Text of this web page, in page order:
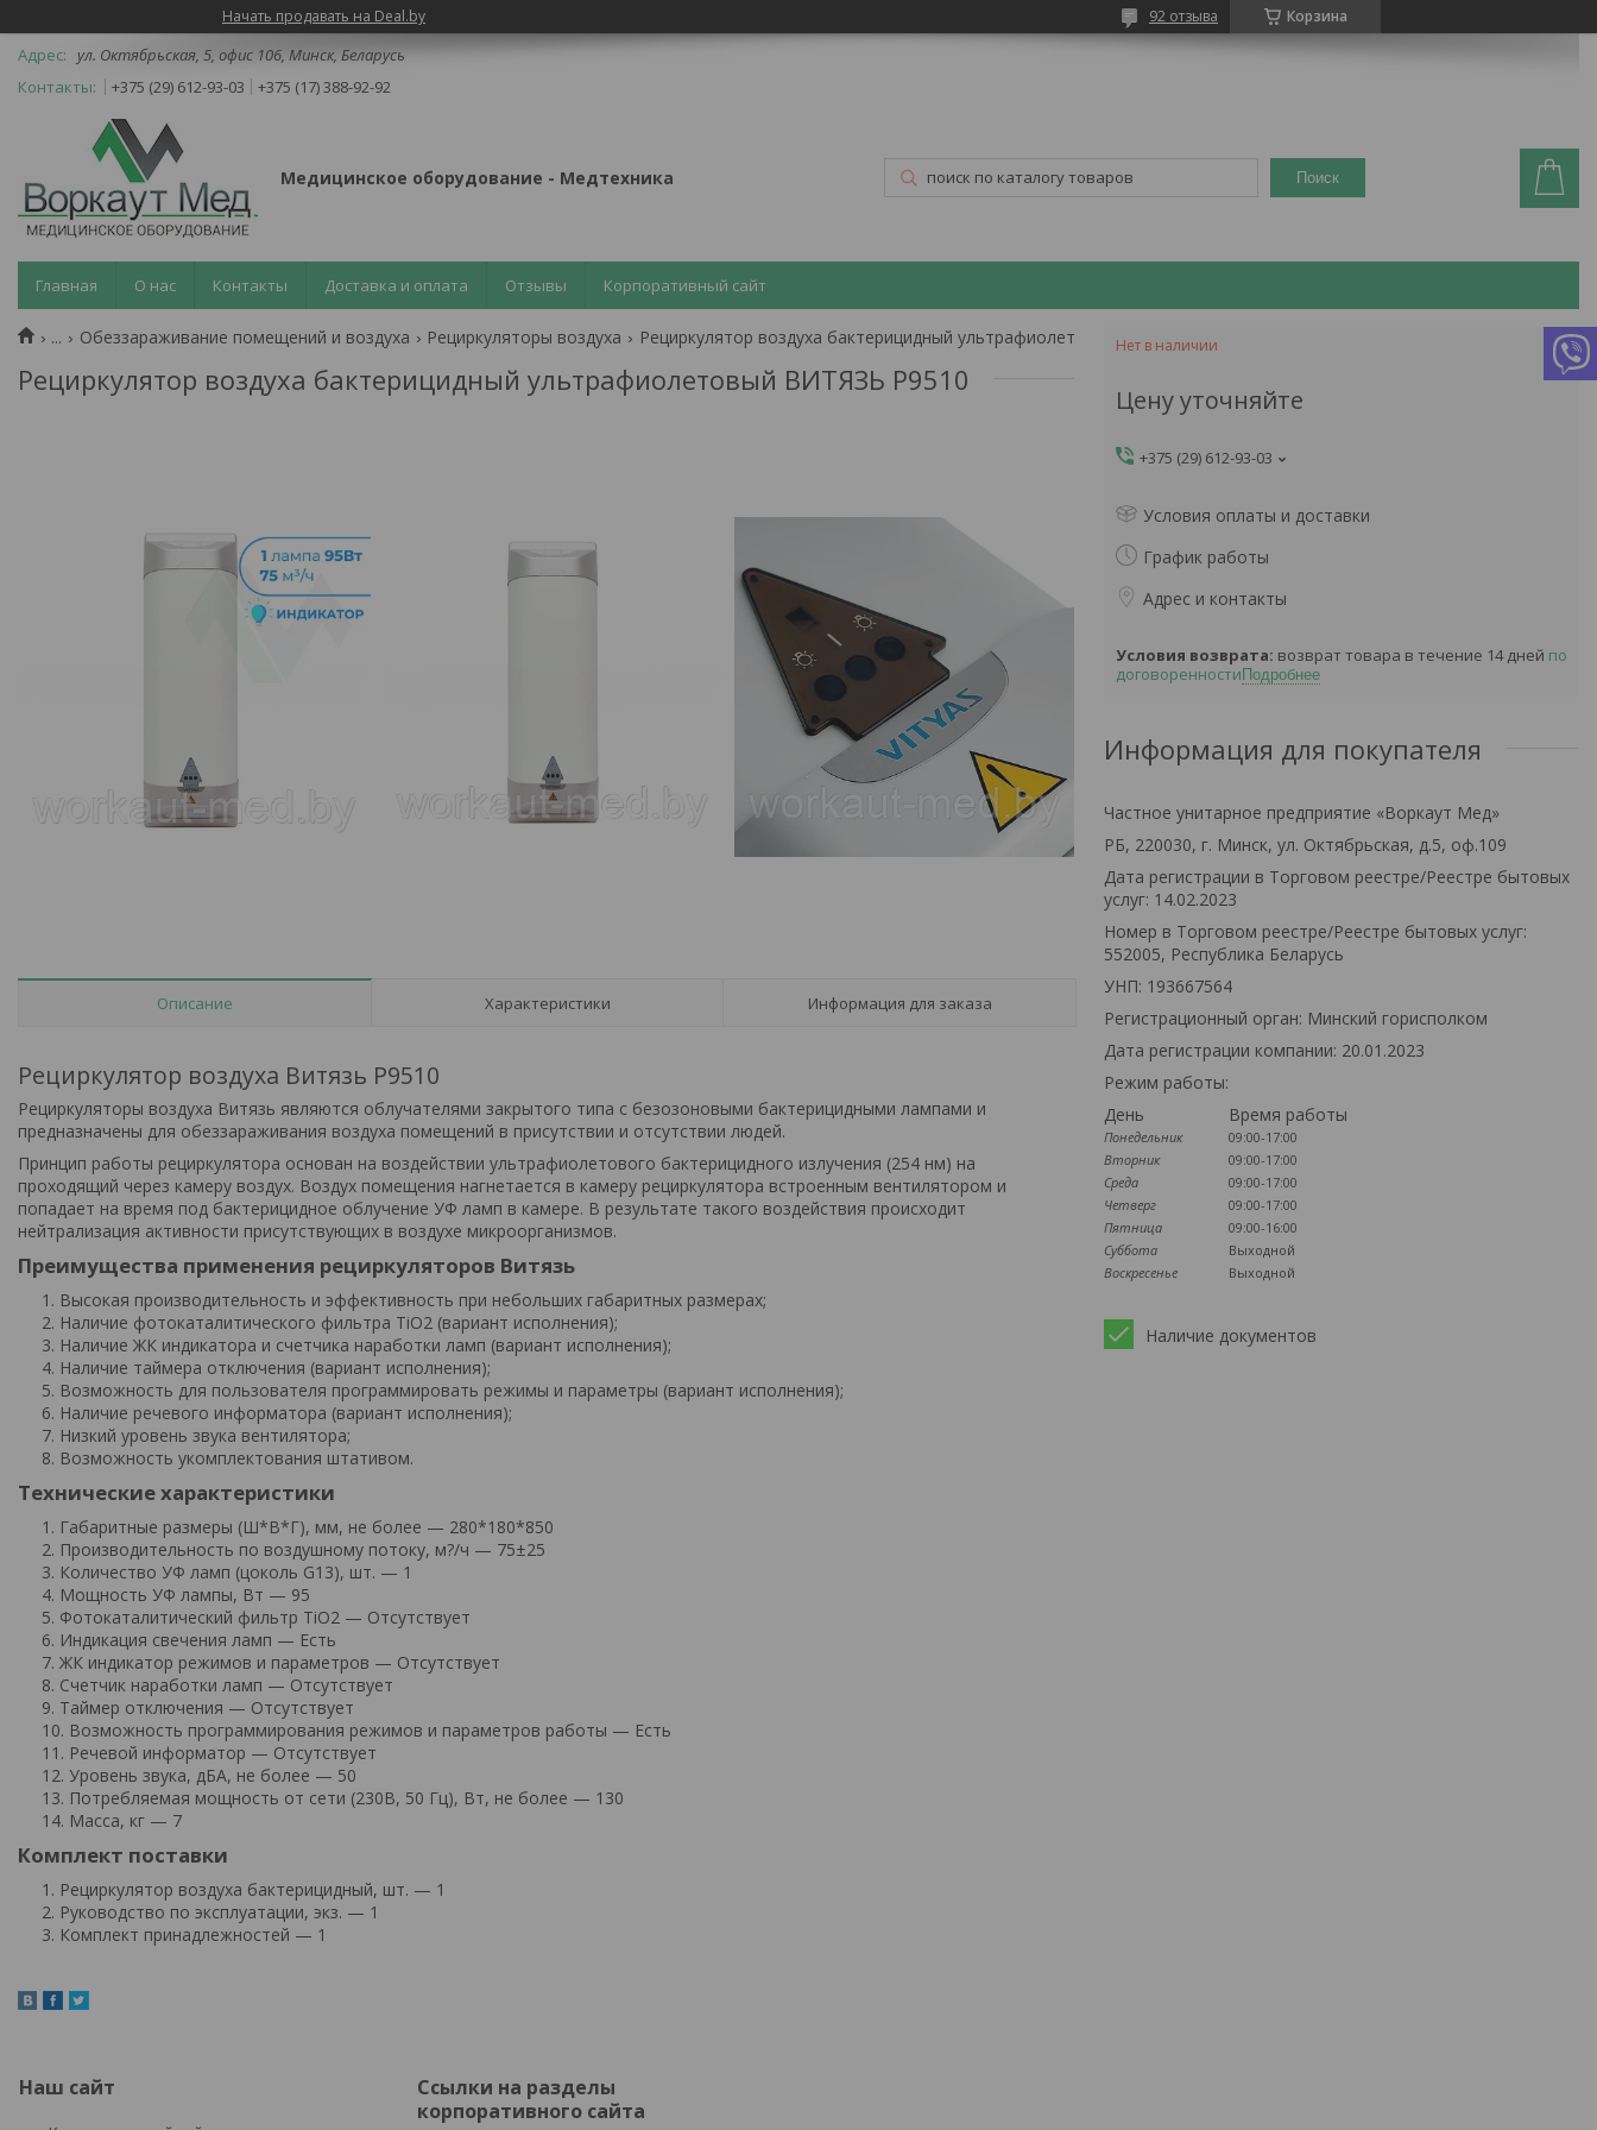
Начать продавать на Deal.by Корзина
92 отзыва
ул. Октябрьская, 5, офис 106, Минск, Беларусь
+375 (29) 612-93-03
+375 (17) 388-92-92
Медицинское оборудование - Медтехника Поиск
Главная О нас Контакты Доставка и оплата Отзывы Корпоративный сайт
... Обеззараживание помещений и воздуха Рециркуляторы воздуха
Рециркулятор воздуха бактерицидный ультрафиолетовый ВИТЯЗЬ Р9510
Описание Характеристики Информация для заказа
Рециркулятор воздуха Витязь P9510
Рециркуляторы воздуха Витязь являются облучателями закрытого типа с безозоновыми бактерицидными лампами и
предназначены для обеззараживания воздуха помещений в присутствии и отсутствии людей.
Принцип работы рециркулятора основан на воздействии ультрафиолетового бактерицидного излучения (254 нм) на
проходящий через камеру воздух. Воздух помещения нагнетается в камеру рециркулятора встроенным вентилятором и
попадает на время под бактерицидное облучение УФ ламп в камере. В результате такого воздействия происходит
нейтрализация активности присутствующих в воздухе микроорганизмов.
Преимущества применения рециркуляторов Витязь
Высокая производительность и эффективность при небольших габаритных размерах;
Наличие фотокаталитического фильтра TiO2 (вариант исполнения);
Наличие ЖК индикатора и счетчика наработки ламп (вариант исполнения);
Наличие таймера отключения (вариант исполнения);
Возможность для пользователя программировать режимы и параметры (вариант исполнения);
Наличие речевого информатора (вариант исполнения);
Низкий уровень звука вентилятора;
Возможность укомплектования штативом.
Технические характеристики
Габаритные размеры (Ш*В*Г), мм, не более — 280*180*850
Производительность по воздушному потоку, м?/ч — 75±25
Количество УФ ламп (цоколь G13), шт. — 1
Мощность УФ лампы, Вт — 95
Фотокаталитический фильтр TiO2 — Отсутствует
Индикация свечения ламп — Есть
ЖК индикатор режимов и параметров — Отсутствует
Счетчик наработки ламп — Отсутствует
Таймер отключения — Отсутствует
Возможность программирования режимов и параметров работы — Есть
Речевой информатор — Отсутствует
Уровень звука, дБА, не более — 50
Потребляемая мощность от сети (230В, 50 Гц), Вт, не более — 130
Масса, кг — 7
Комплект поставки
Рециркулятор воздуха бактерицидный, шт. — 1
Руководство по эксплуатации, экз. — 1
Комплект принадлежностей — 1
Нет в наличии
Цену уточняйте
+375 (29) 612-93-03
Условия оплаты и доставки
График работы
Адрес и контакты
возврат товара в течение 14 дней по
договоренности Подробнее
Информация для покупателя
Частное унитарное предприятие «Воркаут Мед»
РБ, 220030, г. Минск, ул. Октябрьская, д.5, оф.109
Дата регистрации в Торговом реестре/Реестре бытовых
услуг: 14.02.2023
Номер в Торговом реестре/Реестре бытовых услуг:
552005, Республика Беларусь
УНП: 193667564
Регистрационный орган: Минский горисполком
Дата регистрации компании: 20.01.2023
Режим работы:
День
Время работы
Понедельник
09:00-17:00
Вторник
09:00-17:00
Среда
09:00-17:00
Четверг
09:00-17:00
Пятница
09:00-16:00
Суббота
Выходной
Воскресенье
Выходной
Наличие документов
Наш сайт
Ссылки на разделы
корпоративного сайта